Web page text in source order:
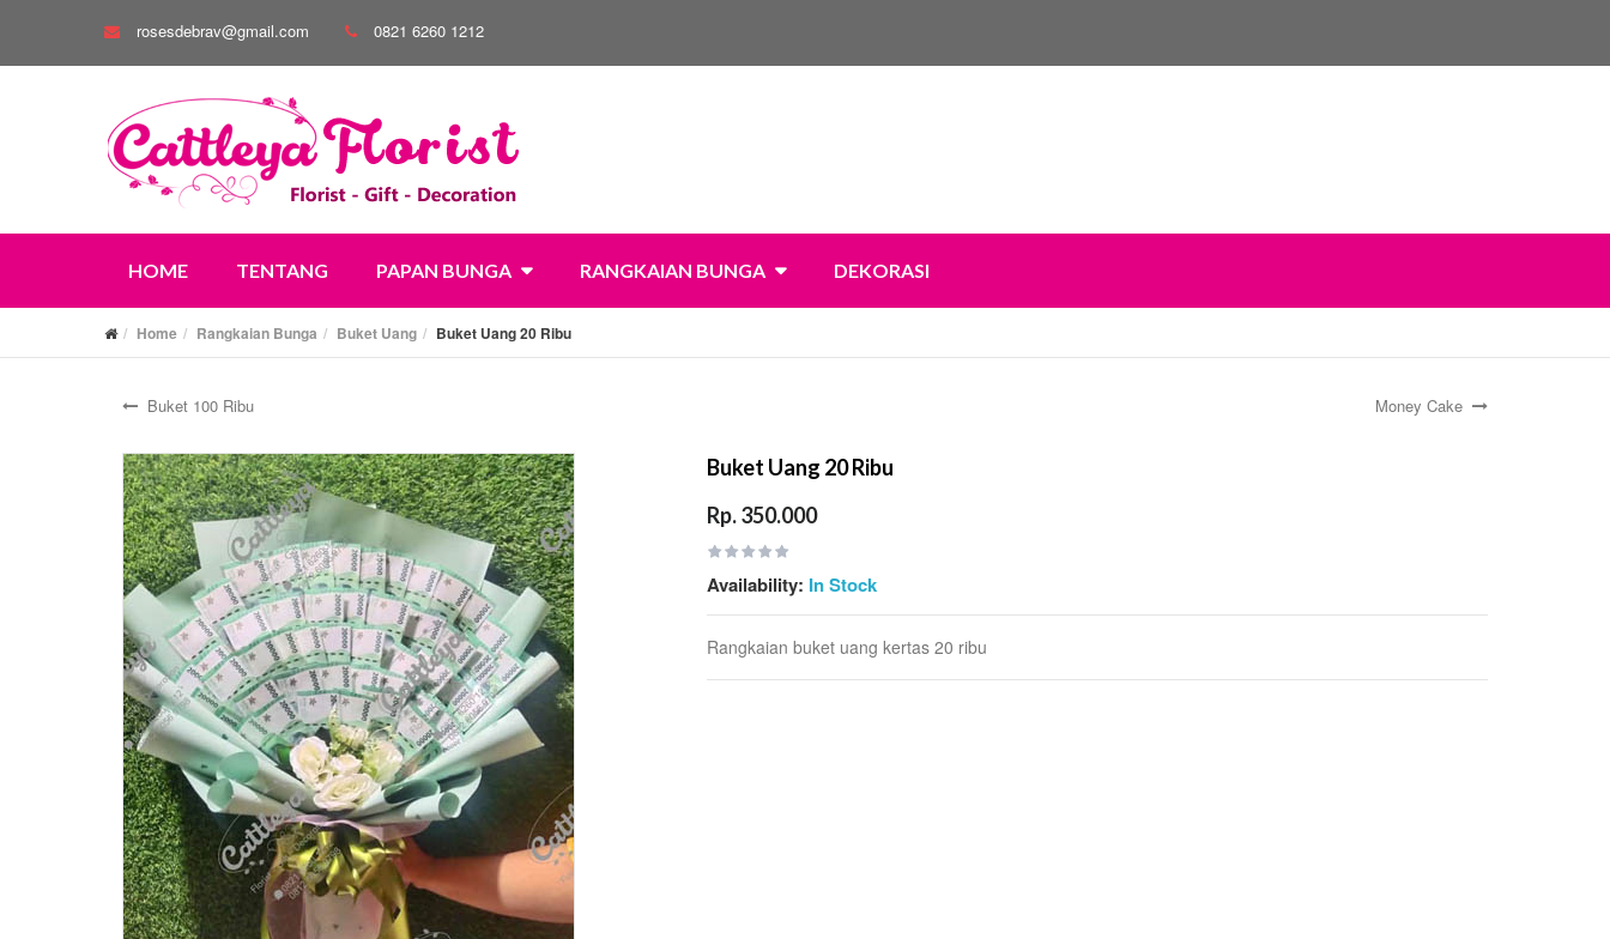
rosesdebrav@gmail.com 0821 6260 1212
HOME TENTANG PAPAN BUNGA RANGKAIAN BUNGA DEKORASI
Home Rangkaian Bunga Buket Uang Buket Uang 20 Ribu
Buket 100 Ribu Money Cake
Buket Uang 20 Ribu
Rp. 350.000
Availability: In Stock
Rangkaian buket uang kertas 20 ribu